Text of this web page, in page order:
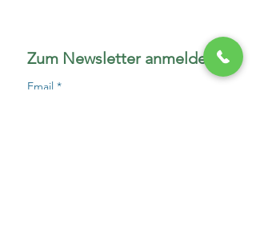
Zum Newsletter anmelden
Email *